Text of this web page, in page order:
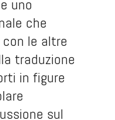
uno
che
le altre
traduzione
in figure
sul